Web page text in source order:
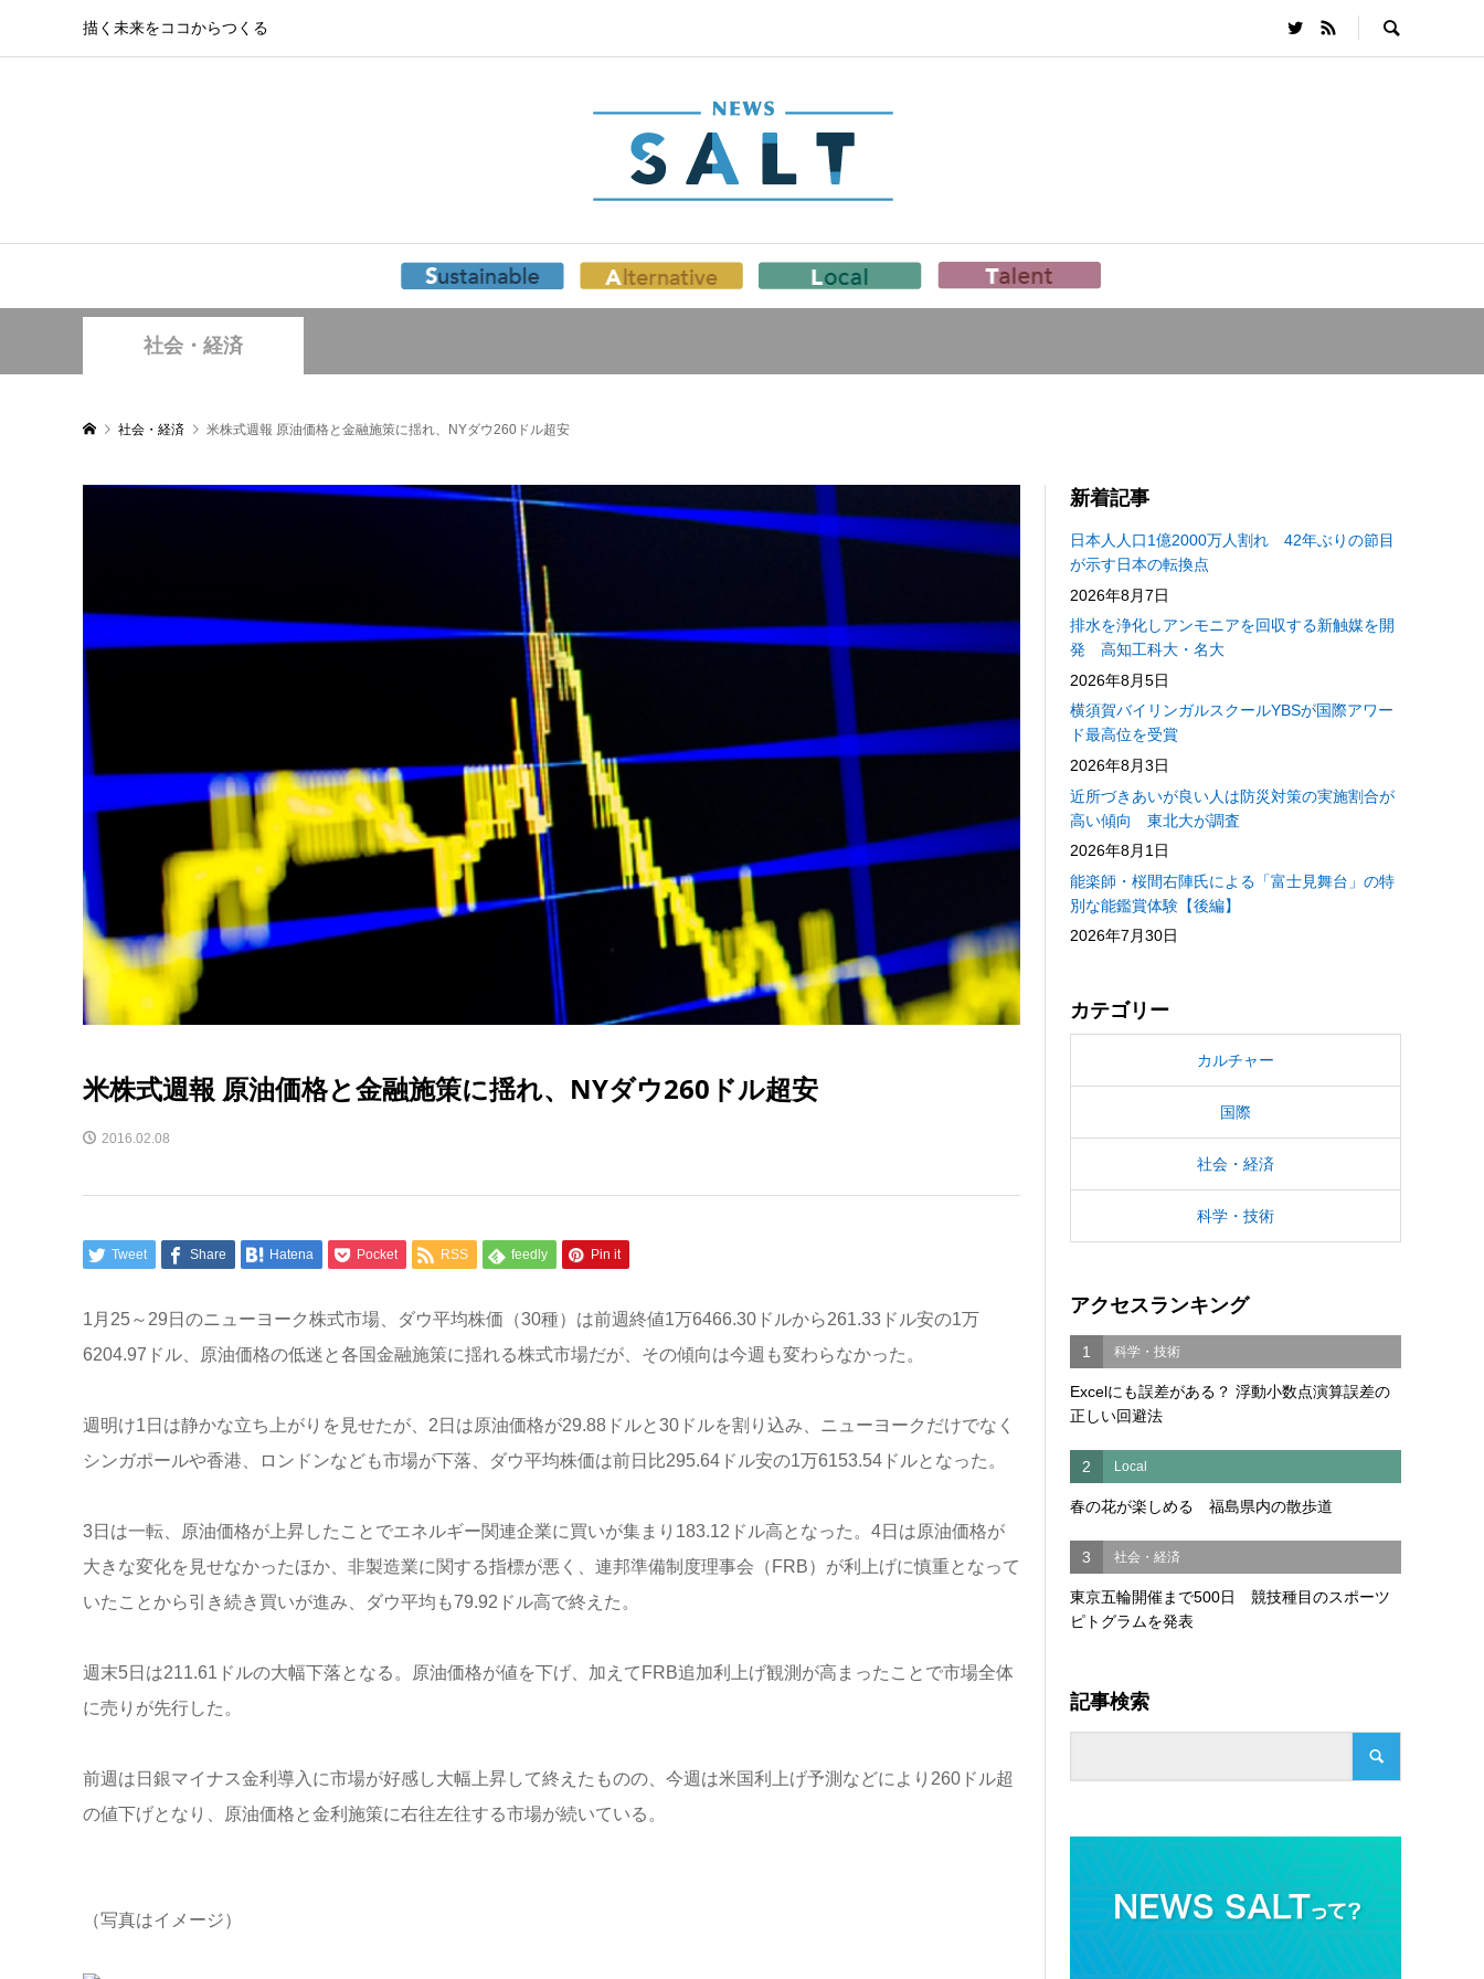
描く未来をココからつくる
社会・経済
社会・経済 米株式週報 原油価格と金融施策に揺れ、NYダウ260ドル超安
米株式週報 原油価格と金融施策に揺れ、NYダウ260ドル超安
2016.02.08
Tweet Share Hatena Pocket RSS feedly Pin it
1月25～29日のニューヨーク株式市場、ダウ平均株価（30種）は前週終値1万6466.30ドルから261.33ドル安の1万
6204.97ドル、原油価格の低迷と各国金融施策に揺れる株式市場だが、その傾向は今週も変わらなかった。
週明け1日は静かな立ち上がりを見せたが、2日は原油価格が29.88ドルと30ドルを割り込み、ニューヨークだけでなく
シンガポールや香港、ロンドンなども市場が下落、ダウ平均株価は前日比295.64ドル安の1万6153.54ドルとなった。
3日は一転、原油価格が上昇したことでエネルギー関連企業に買いが集まり183.12ドル高となった。4日は原油価格が
大きな変化を見せなかったほか、非製造業に関する指標が悪く、連邦準備制度理事会（FRB）が利上げに慎重となって
いたことから引き続き買いが進み、ダウ平均も79.92ドル高で終えた。
週末5日は211.61ドルの大幅下落となる。原油価格が値を下げ、加えてFRB追加利上げ観測が高まったことで市場全体
に売りが先行した。
前週は日銀マイナス金利導入に市場が好感し大幅上昇して終えたものの、今週は米国利上げ予測などにより260ドル超
の値下げとなり、原油価格と金利施策に右往左往する市場が続いている。
（写真はイメージ）
新着記事
日本人人口1億2000万人割れ 42年ぶりの節目
が示す日本の転換点
2026年8月7日
排水を浄化しアンモニアを回収する新触媒を開
発 高知工科大・名大
2026年8月5日
横須賀バイリンガルスクールYBSが国際アワー
ド最高位を受賞
2026年8月3日
近所づきあいが良い人は防災対策の実施割合が
高い傾向 東北大が調査
2026年8月1日
能楽師・桜間右陣氏による「富士見舞台」の特
別な能鑑賞体験【後編】
2026年7月30日
カテゴリー
カルチャー
国際
社会・経済
科学・技術
アクセスランキング
1 科学・技術
Excelにも誤差がある？ 浮動小数点演算誤差の
正しい回避法
2 Local
春の花が楽しめる 福島県内の散歩道
3 社会・経済
東京五輪開催まで500日 競技種目のスポーツ
ピトグラムを発表
記事検索